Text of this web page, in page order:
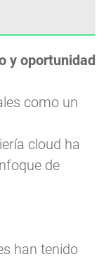
y oportunidad
como un
cloud ha
de
han tenido